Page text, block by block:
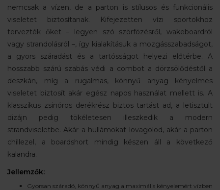
nemcsak a vízen, de a parton is stílusos és funkcionális
viseletet biztosítanak. Kifejezetten vízi sportokhoz
tervezték őket – legyen szó szörfözésről, wakeboardról
vagy strandolásról –, így kialakításuk a mozgásszabadságot,
a gyors száradást és a tartósságot helyezi előtérbe. A
hosszabb szárú szabás védi a combot a dörzsölődéstől a
deszkán, míg a rugalmas, könnyű anyag kényelmes
viseletet biztosít akár egész napos használat mellett is. A
klasszikus zsinóros derékrész biztos tartást ad, a letisztult
dizájn pedig tökéletesen illeszkedik a modern
strandviseletbe. Akár a hullámokat lovagolod, akár a parton
chillezel, a boardshort mindig készen áll a következő
kalandra.
Jellemzők:
Gyorsan száradó, könnyű anyag a maximális kényelemért vízben